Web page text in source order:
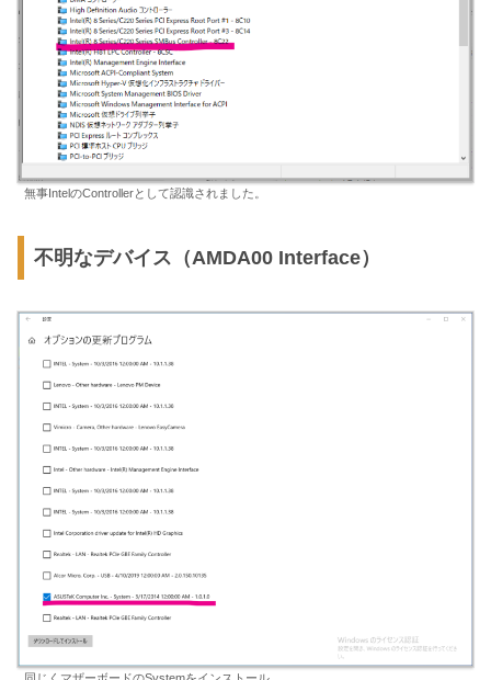
無事IntelのControllerとして認識されました。
不明なデバイス（AMDA00 Interface）